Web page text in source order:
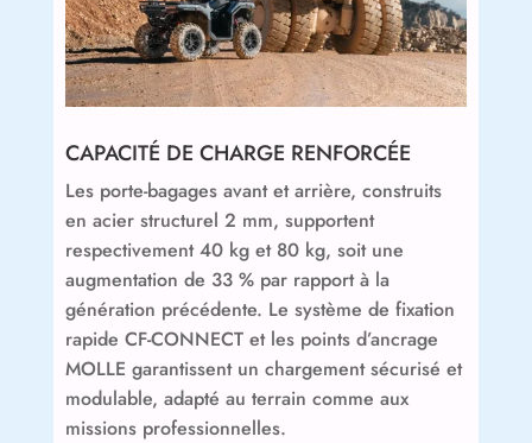
CAPACITÉ DE CHARGE RENFORCÉE
Les porte-bagages avant et arrière, construits
en acier structurel 2 mm, supportent
respectivement 40 kg et 80 kg, soit une
augmentation de 33 % par rapport à la
génération précédente. Le système de fixation
rapide CF-CONNECT et les points d’ancrage
MOLLE garantissent un chargement sécurisé et
modulable, adapté au terrain comme aux
missions professionnelles.